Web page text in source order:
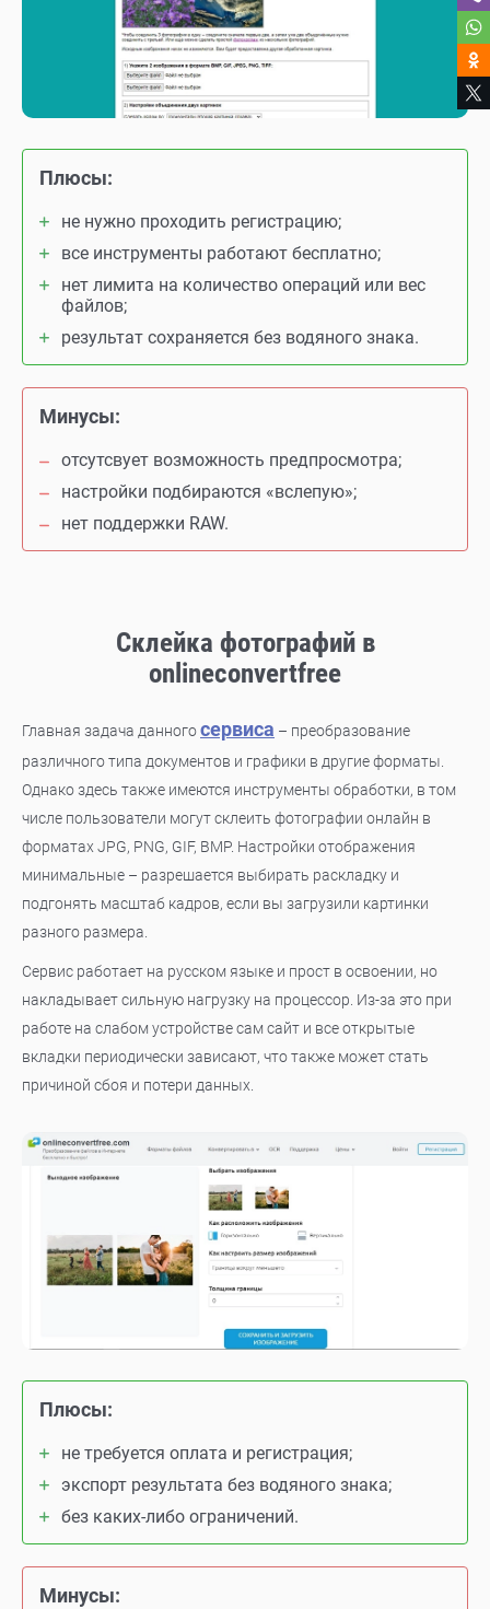
Плюсы:
не нужно проходить регистрацию;
все инструменты работают бесплатно;
нет лимита на количество операций или вес
файлов;
результат сохраняется без водяного знака.
Минусы:
отсутсвует возможность предпросмотра;
настройки подбираются «вслепую»;
нет поддержки RAW.
Склейка фотографий в
onlineconvertfree
Главная задача данногосервиса – преобразование
различного типа документов и графики в другие форматы.
Однако здесь также имеются инструменты обработки, в том
числе пользователи могут склеить фотографии онлайн в
форматах JPG, PNG, GIF, BMP. Настройки отображения
минимальные – разрешается выбирать раскладку и
подгонять масштаб кадров, если вы загрузили картинки
разного размера.
Сервис работает на русском языке и прост в освоении, но
накладывает сильную нагрузку на процессор. Из-за это при
работе на слабом устройстве сам сайт и все открытые
вкладки периодически зависают, что также может стать
причиной сбоя и потери данных.
Плюсы:
не требуется оплата и регистрация;
экспорт результата без водяного знака;
без каких-либо ограничений.
Минусы: